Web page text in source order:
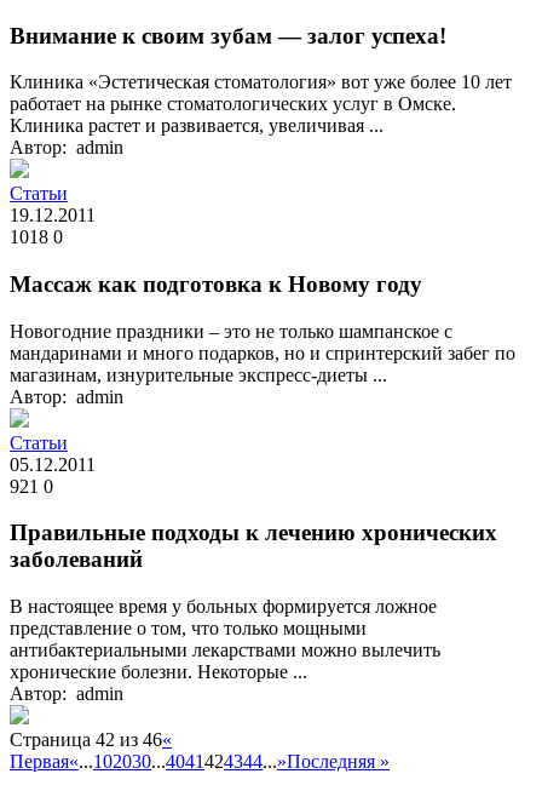
Внимание к своим зубам — залог успеха!
Клиника «Эстетическая стоматология» вот уже более 10 лет
работает на рынке стоматологических услуг в Омске.
Клиника растет и развивается, увеличивая ...
Автор: admin
Статьи
19.12.2011
1018 0
Массаж как подготовка к Новому году
Новогодние праздники – это не только шампанское с
мандаринами и много подарков, но и спринтерский забег по
магазинам, изнурительные экспресс-диеты ...
Автор: admin
Статьи
05.12.2011
921 0
Правильные подходы к лечению хронических
заболеваний
В настоящее время у больных формируется ложное
представление о том, что только мощными
антибактериальными лекарствами можно вылечить
хронические болезни. Некоторые ...
Автор: admin
Страница 42 из 46«
Первая«...102030...4041424344...»Последняя »